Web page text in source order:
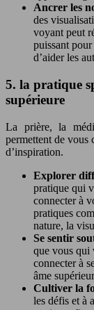
Ancrer les
des
voyant peut
puissant
d’aider les
5. la pratique
supérieure
La prière, la
permettent de vous
d’inspiration.
Explorer
pratique qui
connecter à
pratiques
nature, la
Se sentir
que vous qui
connecter à
âme
Cultiver la
les défis et à